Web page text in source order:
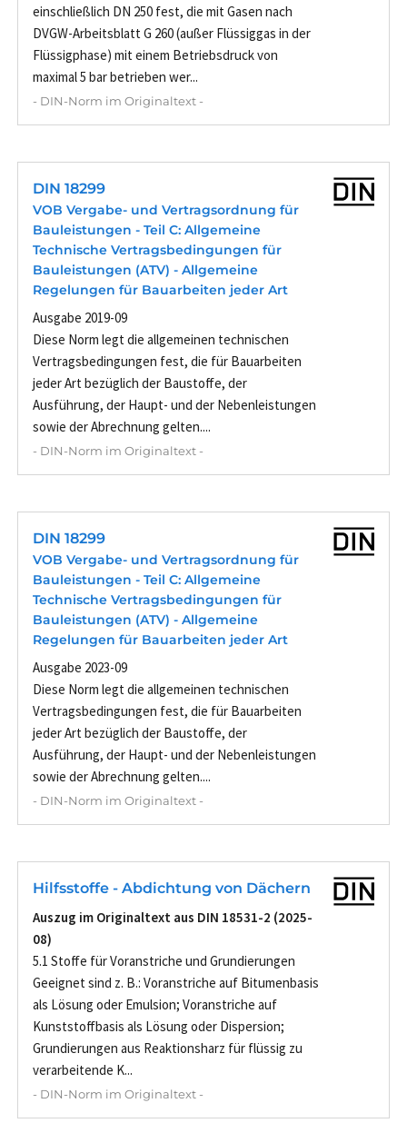
einschließlich DN 250 fest, die mit Gasen nach
DVGW-Arbeitsblatt G 260 (außer Flüssiggas in der
Flüssigphase) mit einem Betriebsdruck von
maximal 5 bar betrieben wer...
- DIN-Norm im Originaltext -
DIN 18299
VOB Vergabe- und Vertragsordnung für
Bauleistungen - Teil C: Allgemeine
Technische Vertragsbedingungen für
Bauleistungen (ATV) - Allgemeine
Regelungen für Bauarbeiten jeder Art
Ausgabe 2019-09
Diese Norm legt die allgemeinen technischen
Vertragsbedingungen fest, die für Bauarbeiten
jeder Art bezüglich der Baustoffe, der
Ausführung, der Haupt- und der Nebenleistungen
sowie der Abrechnung gelten....
- DIN-Norm im Originaltext -
DIN 18299
VOB Vergabe- und Vertragsordnung für
Bauleistungen - Teil C: Allgemeine
Technische Vertragsbedingungen für
Bauleistungen (ATV) - Allgemeine
Regelungen für Bauarbeiten jeder Art
Ausgabe 2023-09
Diese Norm legt die allgemeinen technischen
Vertragsbedingungen fest, die für Bauarbeiten
jeder Art bezüglich der Baustoffe, der
Ausführung, der Haupt- und der Nebenleistungen
sowie der Abrechnung gelten....
- DIN-Norm im Originaltext -
Hilfsstoffe - Abdichtung von Dächern
Auszug im Originaltext aus DIN 18531-2 (2025-
08)
5.1 Stoffe für Voranstriche und Grundierungen
Geeignet sind z. B.: Voranstriche auf Bitumenbasis
als Lösung oder Emulsion; Voranstriche auf
Kunststoffbasis als Lösung oder Dispersion;
Grundierungen aus Reaktionsharz für flüssig zu
verarbeitende K...
- DIN-Norm im Originaltext -